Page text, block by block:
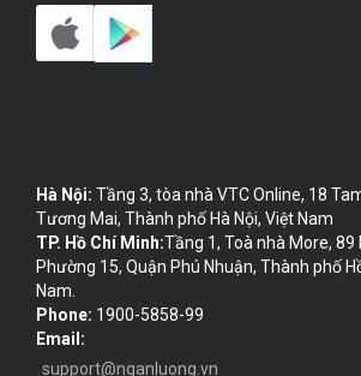
Hà Nội: Tầng 3, tòa nhà VTC Online, 18
Tương Mai, Thành phố Hà Nội, Việt Nam
TP. Hồ Chí Minh:Tầng 1, Toà nhà More, 89
Phường 15, Quận Phú Nhuận, Thành phố
Nam.
Phone: 1900-5858-99
Email:
support@nganluong.vn